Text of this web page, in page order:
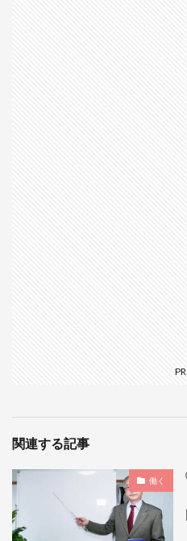
PR
関連する記事
働く